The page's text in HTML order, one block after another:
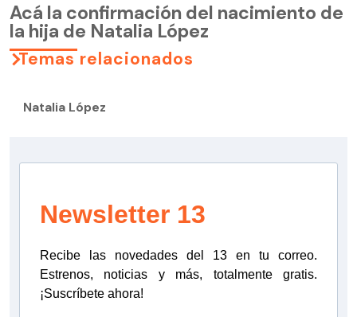
Acá la confirmación del nacimiento de
la hija de Natalia López
Temas relacionados
Natalia López
Newsletter 13
Recibe las novedades del 13 en tu correo.
Estrenos, noticias y más, totalmente gratis.
¡Suscríbete ahora!